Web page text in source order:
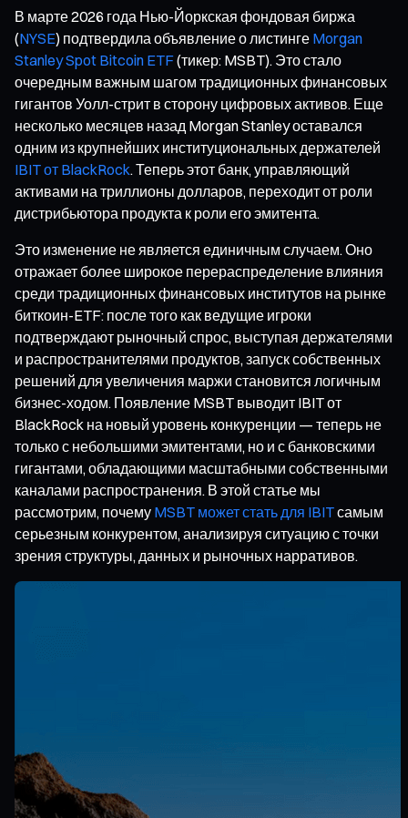
В марте 2026 года Нью-Йоркская фондовая биржа
(NYSE) подтвердила объявление о листинге Morgan
Stanley Spot Bitcoin ETF(тикер: MSBT). Это стало
очередным важным шагом традиционных финансовых
гигантов Уолл-стрит в сторону цифровых активов. Еще
несколько месяцев назад Morgan Stanley оставался
одним из крупнейших институциональных держателей
IBIT от BlackRock. Теперь этот банк, управляющий
активами на триллионы долларов, переходит от роли
дистрибьютора продукта к роли его эмитента.
Это изменение не является единичным случаем. Оно
отражает более широкое перераспределение влияния
среди традиционных финансовых институтов на рынке
биткоин-ETF: после того как ведущие игроки
подтверждают рыночный спрос, выступая держателями
и распространителями продуктов, запуск собственных
решений для увеличения маржи становится логичным
бизнес-ходом. Появление MSBT выводит IBIT от
BlackRock на новый уровень конкуренции — теперь не
только с небольшими эмитентами, но и с банковскими
гигантами, обладающими масштабными собственными
каналами распространения. В этой статье мы
рассмотрим, почему MSBT может стать для IBITсамым
серьезным конкурентом, анализируя ситуацию с точки
зрения структуры, данных и рыночных нарративов.